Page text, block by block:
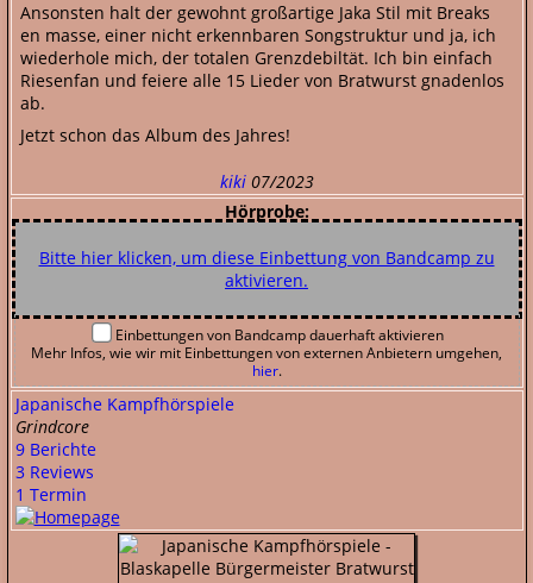
Ansonsten halt der gewohnt großartige Jaka Stil mit Breaks
en masse, einer nicht erkennbaren Songstruktur und ja, ich
wiederhole mich, der totalen Grenzdebiltät. Ich bin einfach
Riesenfan und feiere alle 15 Lieder von Bratwurst gnadenlos
ab.
Jetzt schon das Album des Jahres!
kiki 07/2023
Hörprobe:
Bitte hier klicken, um diese Einbettung von Bandcamp zu
aktivieren.
Einbettungen von Bandcamp dauerhaft aktivieren
Mehr Infos, wie wir mit Einbettungen von externen Anbietern umgehen,
hier.
Japanische Kampfhörspiele
Grindcore
9 Berichte
3 Reviews
1 Termin